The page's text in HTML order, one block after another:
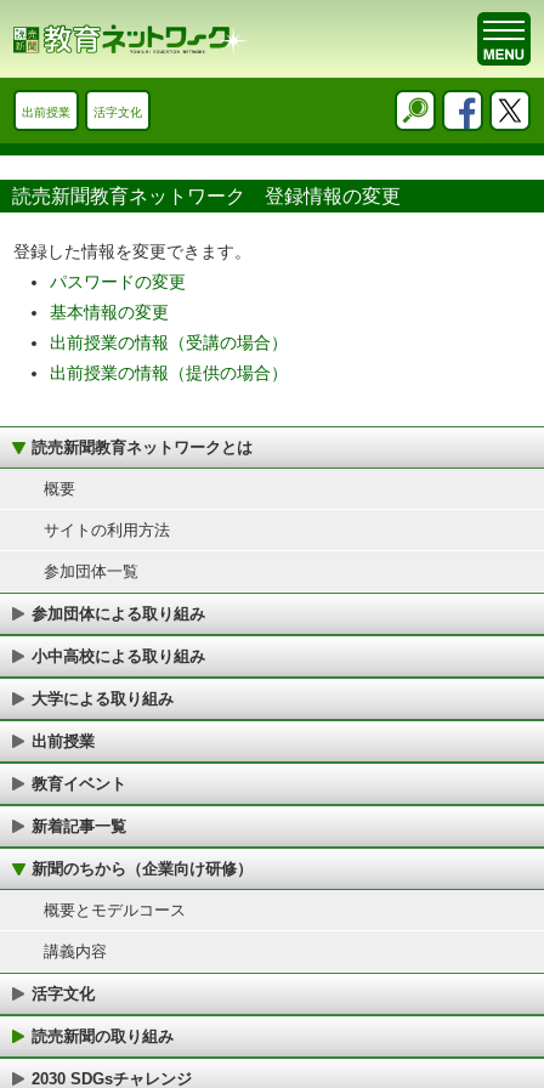
出前授業 活字文化
読売新聞教育ネットワーク 登録情報の変更
登録した情報を変更できます。
パスワードの変更
基本情報の変更
出前授業の情報（受講の場合）
出前授業の情報（提供の場合）
読売新聞教育ネットワークとは
概要
サイトの利用方法
参加団体一覧
参加団体による取り組み
小中高校による取り組み
大学による取り組み
出前授業
教育イベント
新着記事一覧
新聞のちから（企業向け研修）
概要とモデルコース
講義内容
活字文化
読売新聞の取り組み
2030 SDGsチャレンジ